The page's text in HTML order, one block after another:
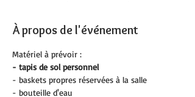
À propos de l'événement
Matériel à prévoir :
- tapis de sol personnel
- baskets propres réservées à la salle
- bouteille d'eau